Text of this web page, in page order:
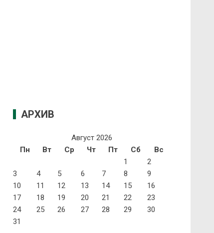
АРХИВ
Август 2026
Пн
Вт Ср Чт Пт Сб
Вс
1
2
3
4 5 6 7 8
9
10
11 12 13 14 15
16
17
18 19 20 21 22
23
24
25 26 27 28 29
30
31